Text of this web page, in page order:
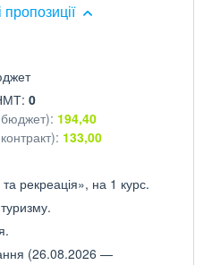
пропозиції
0
194,40
133,00
рекреація», на 1 курс.
(26.08.2026 —